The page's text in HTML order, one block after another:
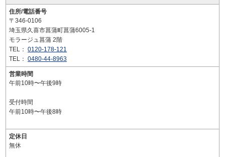
住所/電話番号
〒346-0106
埼玉県久喜市菖蒲町菖蒲6005-1
モラージュ菖蒲 2階
TEL： 0120-178-121
TEL： 0480-44-8963
営業時間
午前10時〜午後9時
受付時間
午前10時〜午後8時
定休日
無休